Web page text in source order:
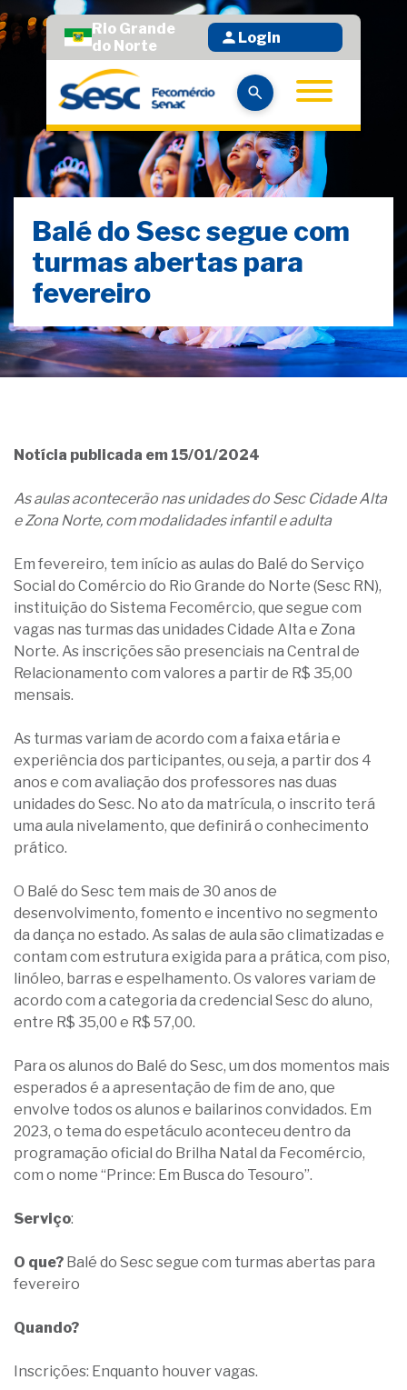
Rio Grande
do Norte
Login
Balé do Sesc segue com
turmas abertas para
fevereiro
Notícia publicada em 15/01/2024
As aulas acontecerão nas unidades do Sesc Cidade Alta
e Zona Norte, com modalidades infantil e adulta
Em fevereiro, tem início as aulas do Balé do Serviço
Social do Comércio do Rio Grande do Norte (Sesc RN),
instituição do Sistema Fecomércio, que segue com
vagas nas turmas das unidades Cidade Alta e Zona
Norte. As inscrições são presenciais na Central de
Relacionamento com valores a partir de R$ 35,00
mensais.
As turmas variam de acordo com a faixa etária e
experiência dos participantes, ou seja, a partir dos 4
anos e com avaliação dos professores nas duas
unidades do Sesc. No ato da matrícula, o inscrito terá
uma aula nivelamento, que definirá o conhecimento
prático.
O Balé do Sesc tem mais de 30 anos de
desenvolvimento, fomento e incentivo no segmento
da dança no estado. As salas de aula são climatizadas e
contam com estrutura exigida para a prática, com piso,
linóleo, barras e espelhamento. Os valores variam de
acordo com a categoria da credencial Sesc do aluno,
entre R$ 35,00 e R$ 57,00.
Para os alunos do Balé do Sesc, um dos momentos mais
esperados é a apresentação de fim de ano, que
envolve todos os alunos e bailarinos convidados. Em
2023, o tema do espetáculo aconteceu dentro da
programação oficial do Brilha Natal da Fecomércio,
com o nome “Prince: Em Busca do Tesouro”.
Serviço:
O que? Balé do Sesc segue com turmas abertas para
fevereiro
Quando?
Inscrições: Enquanto houver vagas.